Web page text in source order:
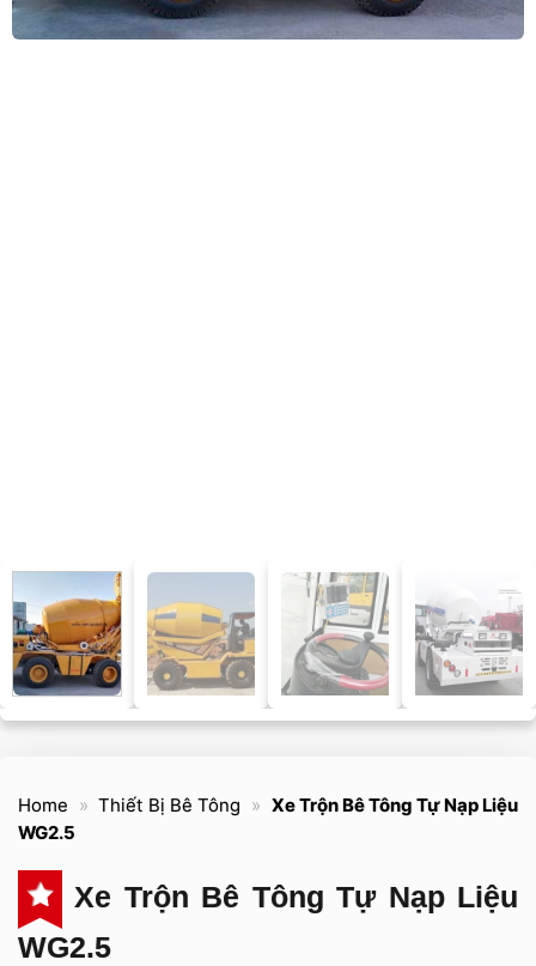
Home » Thiết Bị Bê Tông » Xe Trộn Bê Tông Tự Nạp Liệu
WG2.5
Xe Trộn Bê Tông Tự Nạp Liệu
WG2.5